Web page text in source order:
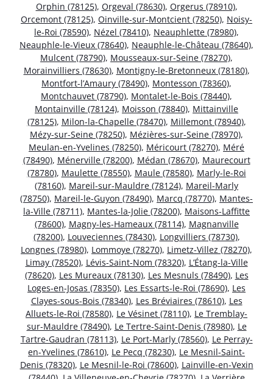
Orphin (78125), Orgeval (78630), Orgerus (78910),
Orcemont (78125), Oinville-sur-Montcient (78250), Noisy-
le-Roi (78590), Nézel (78410), Neauphlette (78980),
Neauphle-le-Vieux (78640), Neauphle-le-Château (78640),
Mulcent (78790), Mousseaux-sur-Seine (78270),
Morainvilliers (78630), Montigny-le-Bretonneux (78180),
Montfort-l’Amaury (78490), Montesson (78360),
Montchauvet (78790), Montalet-le-Bois (78440),
Montainville (78124), Moisson (78840), Mittainville
(78125), Milon-la-Chapelle (78470), Millemont (78940),
Mézy-sur-Seine (78250), Mézières-sur-Seine (78970),
Meulan-en-Yvelines (78250), Méricourt (78270), Méré
(78490), Ménerville (78200), Médan (78670), Maurecourt
(78780), Maulette (78550), Maule (78580), Marly-le-Roi
(78160), Mareil-sur-Mauldre (78124), Mareil-Marly
(78750), Mareil-le-Guyon (78490), Marcq (78770), Mantes-
la-Ville (78711), Mantes-la-Jolie (78200), Maisons-Laffitte
(78600), Magny-les-Hameaux (78114), Magnanville
(78200), Louveciennes (78430), Longvilliers (78730),
Longnes (78980), Lommoye (78270), Limetz-Villez (78270),
Limay (78520), Lévis-Saint-Nom (78320), L’Étang-la-Ville
(78620), Les Mureaux (78130), Les Mesnuls (78490), Les
Loges-en-Josas (78350), Les Essarts-le-Roi (78690), Les
Clayes-sous-Bois (78340), Les Bréviaires (78610), Les
Alluets-le-Roi (78580), Le Vésinet (78110), Le Tremblay-
sur-Mauldre (78490), Le Tertre-Saint-Denis (78980), Le
Tartre-Gaudran (78113), Le Port-Marly (78560), Le Perray-
en-Yvelines (78610), Le Pecq (78230), Le Mesnil-Saint-
Denis (78320), Le Mesnil-le-Roi (78600), Lainville-en-Vexin